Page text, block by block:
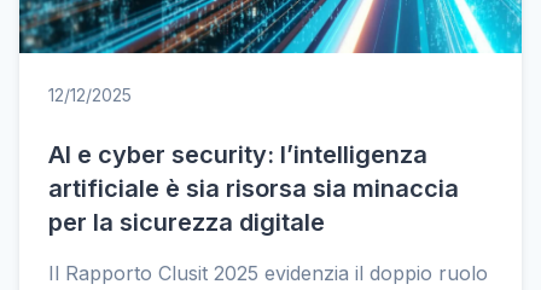
12/12/2025
AI e cyber security: l’intelligenza
artificiale è sia risorsa sia minaccia
per la sicurezza digitale
Il Rapporto Clusit 2025 evidenzia il doppio ruolo